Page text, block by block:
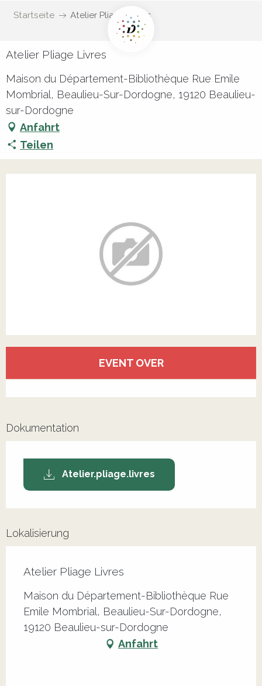
Startseite Atelier Pliage Livres
Atelier Pliage Livres
Maison du Département-Bibliothèque Rue Emile
Mombrial, Beaulieu-Sur-Dordogne, 19120 Beaulieu-
sur-Dordogne
Anfahrt
Teilen
EVENT OVER
Dokumentation
Atelier.pliage.livres
Lokalisierung
Atelier Pliage Livres
Maison du Département-Bibliothèque Rue
Emile Mombrial, Beaulieu-Sur-Dordogne,
19120 Beaulieu-sur-Dordogne
Anfahrt